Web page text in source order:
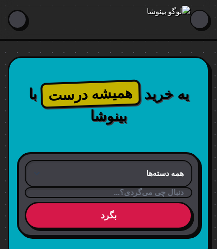
یه خرید همیشه درست با
بینوشا
بگرد